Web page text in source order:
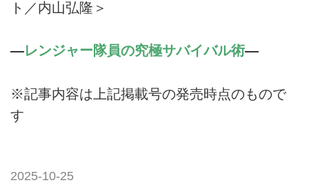
ト／内山弘隆＞
―レンジャー隊員の究極サバイバル術―
※記事内容は上記掲載号の発売時点のもので
す
2025-10-25